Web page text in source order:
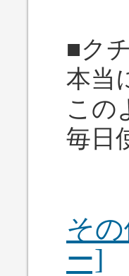
■ク
本当
この
毎日
そ
ー]